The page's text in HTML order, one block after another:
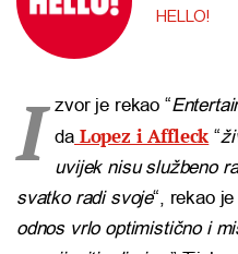
HELLO!
I zvor je rekao “
daLopez i Affleck “
uvijek nisu službeno
svatko radi svoje“, rekao
odnos vrlo optimistično i